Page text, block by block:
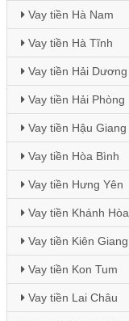
Vay tiền Hà Nam
Vay tiền Hà Tĩnh
Vay tiền Hải Dương
Vay tiền Hải Phòng
Vay tiền Hậu Giang
Vay tiền Hòa Bình
Vay tiền Hưng Yên
Vay tiền Khánh Hòa
Vay tiền Kiên Giang
Vay tiền Kon Tum
Vay tiền Lai Châu